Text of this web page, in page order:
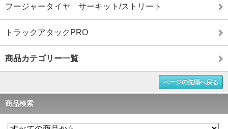
フージャータイヤ サーキット/ストリート
トラックアタックPRO
商品カテゴリー一覧
ページの先頭へ戻る
商品検索